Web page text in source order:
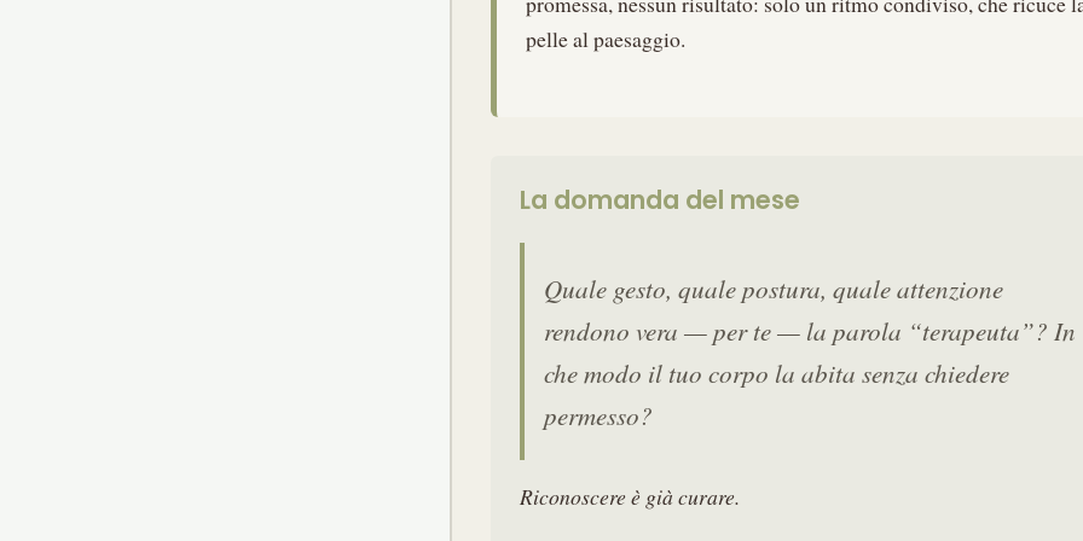
pelle al paesaggio.
La domanda del mese
Quale gesto, quale postura, quale attenzione
rendono vera — per te — la parola “terapeuta”? In
che modo il tuo corpo la abita senza chiedere
permesso?
Riconoscere è già curare.